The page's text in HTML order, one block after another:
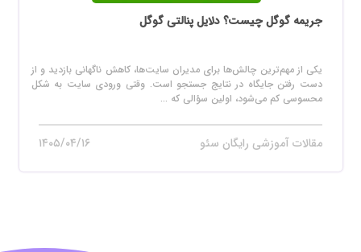
جریمه گوگل چیست؟ دلایل پنالتی گوگل
یکی از مهم‌ترین چالش‌ها برای مدیران سایت‌ها، کاهش ناگهانی بازدید و از
دست رفتن جایگاه در نتایج جستجو است. وقتی ورودی سایت به شکل
محسوسی کم می‌شود، اولین سؤالی که ...
مقالات آموزشی رایگان سئو ۱۴۰۵/۰۴/۱۶